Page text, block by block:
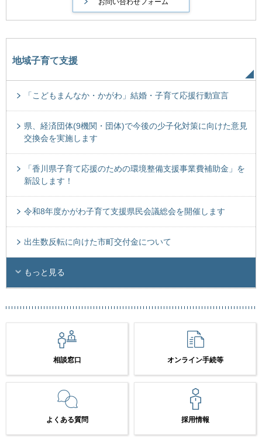
地域子育て支援
「こどもまんなか・かがわ」結婚・子育て応援行動宣言
県、経済団体(9機関・団体)で今後の少子化対策に向けた意見
交換会を実施します
「香川県子育て応援のための環境整備支援事業費補助金」を
新設します！
令和8年度かがわ子育て支援県民会議総会を開催します
出生数反転に向けた市町交付金について
もっと見る
相談窓口 オンライン手続等
よくある質問 採用情報